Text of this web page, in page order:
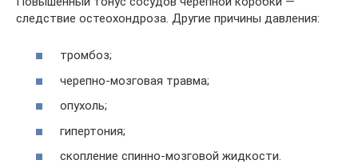
следствие остеохондроза. Другие причины давления:
тромбоз;
черепно-мозговая травма;
опухоль;
гипертония;
скопление спинно-мозговой жидкости.